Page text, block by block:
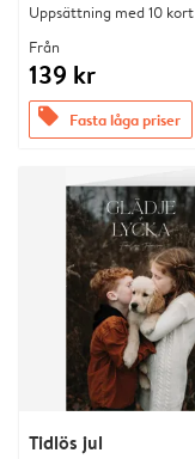
Uppsättning med 10 kort
Från
139 kr
offers Fasta låga priser
Tidlös jul